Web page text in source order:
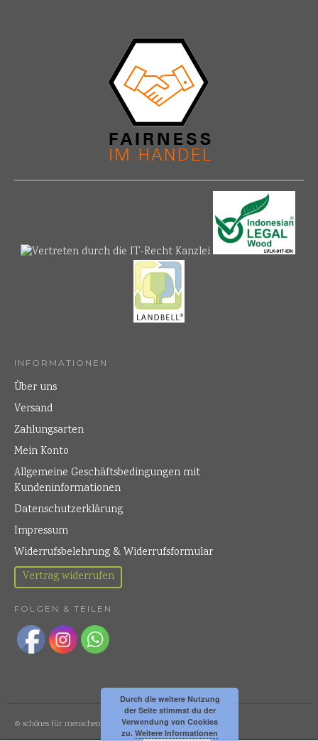
INFORMATIONEN
Über uns
Versand
Zahlungsarten
Mein Konto
Allgemeine Geschäftsbedingungen mit
Kundeninformationen
Datenschutzerklärung
Impressum
Widerrufsbelehrung & Widerrufsformular
Vertrag widerrufen
FOLGEN & TEILEN
© schönes für menschen
Durch die weitere Nutzung
der Seite stimmst du der
Verwendung von Cookies
zu. Weitere Informationen